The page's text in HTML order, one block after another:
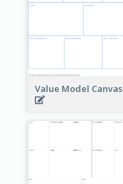
Value Model Canvas